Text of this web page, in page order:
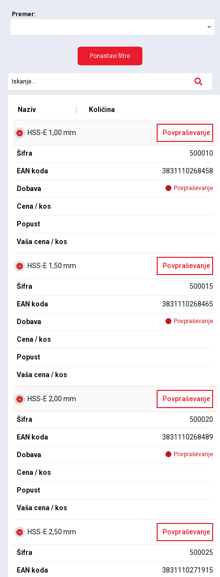
Premer:
Ponastavi filtre
Naziv Količina
HSS-E 1,00 mm Povpraševanje
Šifra 500010
EAN koda 3831110268458
Dobava Povpraševanje
Cena / kos
Popust
Vaša cena / kos
HSS-E 1,50 mm Povpraševanje
Šifra 500015
EAN koda 3831110268465
Dobava Povpraševanje
Cena / kos
Popust
Vaša cena / kos
HSS-E 2,00 mm Povpraševanje
Šifra 500020
EAN koda 3831110268489
Dobava Povpraševanje
Cena / kos
Popust
Vaša cena / kos
HSS-E 2,50 mm Povpraševanje
Šifra 500025
EAN koda 3831110271915